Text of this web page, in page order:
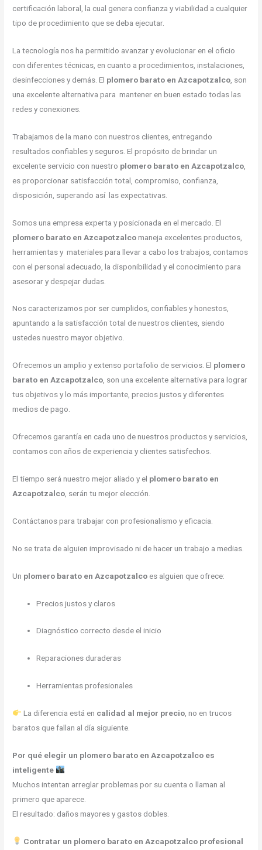
certificación laboral, la cual genera confianza y viabilidad a cualquier
tipo de procedimiento que se deba ejecutar.
La tecnología nos ha permitido avanzar y evolucionar en el oficio
con diferentes técnicas, en cuanto a procedimientos, instalaciones,
desinfecciones y demás. El plomero barato en Azcapotzalco , son
una excelente alternativa para mantener en buen estado todas las
redes y conexiones.
Trabajamos de la mano con nuestros clientes, entregando
resultados confiables y seguros. El propósito de brindar un
excelente servicio con nuestro plomero barato en Azcapotzalco
es proporcionar satisfacción total, compromiso, confianza,
disposición, superando así las expectativas.
Somos una empresa experta y posicionada en el mercado. El
plomero barato en Azcapotzalcomaneja excelentes productos,
herramientas y materiales para llevar a cabo los trabajos, contamos
con el personal adecuado, la disponibilidad y el conocimiento para
asesorar y despejar dudas.
Nos caracterizamos por ser cumplidos, confiables y honestos,
apuntando a la satisfacción total de nuestros clientes, siendo
ustedes nuestro mayor objetivo.
Ofrecemos un amplio y extenso portafolio de servicios. El plomero
barato en Azcapotzalco, son una excelente alternativa para lograr
tus objetivos y lo más importante, precios justos y diferentes
medios de pago.
Ofrecemos garantía en cada uno de nuestros productos y servicios,
contamos con años de experiencia y clientes satisfechos.
El tiempo será nuestro mejor aliado y el plomero barato en
Azcapotzalco , serán tu mejor elección.
Contáctanos para trabajar con profesionalismo y eficacia.
No se trata de alguien improvisado ni de hacer un trabajo a medias.
Un plomero barato en Azcapotzalco es alguien que ofrece:
Precios justos y claros
Diagnóstico correcto desde el inicio
Reparaciones duraderas
Herramientas profesionales
La diferencia está en calidad al mejor precio, no en trucos
baratos que fallan al día siguiente.
Por qué elegir un plomero barato en Azcapotzalco es
inteligente
Muchos intentan arreglar problemas por su cuenta o llaman al
primero que aparece.
El resultado: daños mayores y gastos dobles.
Contratar un plomero barato en Azcapotzalco profesional